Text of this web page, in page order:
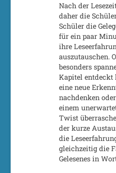
Nach der
daher die
Schüler die
für ein paar
ihre
auszutauschen.
besonders
Kapitel entdeckt
eine neue
nachdenken
einem
Twist
der kurze
die
gleichzeitig die
Gelesenes in